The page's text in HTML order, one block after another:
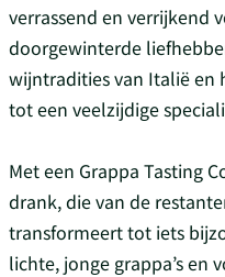
verrassend en verrijkend
doorgewinterde
wijntradities van Italië
tot een veelzijdige
Met een Grappa Tasting
drank, die van de
transformeert tot iets
lichte, jonge grappa’s en